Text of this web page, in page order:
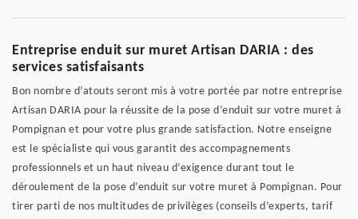
Entreprise enduit sur muret Artisan DARIA : des
services satisfaisants
Bon nombre d’atouts seront mis à votre portée par notre entreprise
Artisan DARIA pour la réussite de la pose d’enduit sur votre muret à
Pompignan et pour votre plus grande satisfaction. Notre enseigne
est le spécialiste qui vous garantit des accompagnements
professionnels et un haut niveau d’exigence durant tout le
déroulement de la pose d’enduit sur votre muret à Pompignan. Pour
tirer parti de nos multitudes de privilèges (conseils d’experts, tarif